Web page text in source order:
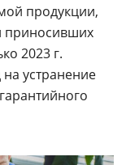
продукции,
приносивших
2023 г.
устранение